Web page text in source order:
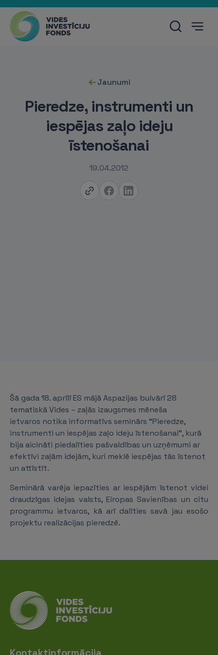
Jaunumi
Pieredze, instrumenti un
iespējas zaļo ideju
īstenošanai
19.04.2012
Šā gada 18. aprīlī ES mājā Aspazijas bulvārī 28
tematiskā Vides – zaļās izaugsmes mēneša
ietvaros notika informatīvs seminārs “Pieredze,
instrumenti un iespējas zaļo ideju īstenošanai”, kurā
bija aicināti piedalīties pašvaldības un uzņēmumi ar
efektīvi zaļām idejām, kuri meklē iespējas tās īstenot
un attīstīt.
Seminārā varēja iepazīties ar iespējām īstenot videi
draudzīgas idejas valsts, Eiropas Savienības un citu
programmu ietvaros, kā arī dalīties savā jau esošo
projektu realizācijas pieredzē.